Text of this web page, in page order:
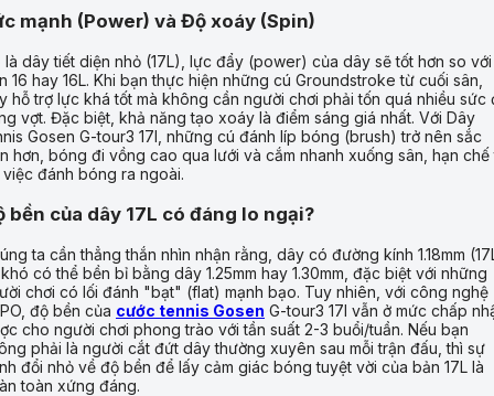
mạnh (Power) và Độ xoáy (Spin)
là dây tiết diện nhỏ (17L), lực đẩy (power) của dây sẽ tốt hơn so với
16 hay 16L. Khi bạn thực hiện những cú Groundstroke từ cuối sân,
hỗ trợ lực khá tốt mà không cần người chơi phải tốn quá nhiều sức
vợt. Đặc biệt, khả năng tạo xoáy là điểm sáng giá nhất. Với Dây
Gosen G-tour3 17l, những cú đánh líp bóng (brush) trở nên sắc
hơn, bóng đi vồng cao qua lưới và cắm nhanh xuống sân, hạn chế
đánh bóng ra ngoài.
bền của dây 17L có đáng lo ngại?
ta cần thẳng thắn nhìn nhận rằng, dây có đường kính 1.18mm
có thể bền bỉ bằng dây 1.25mm hay 1.30mm, đặc biệt với những
chơi có lối đánh "bạt" (flat) mạnh bạo. Tuy nhiên, với công nghệ
độ bền của cước tennis Gosen G-tour3 17l vẫn ở mức chấp
cho người chơi phong trào với tần suất 2-3 buổi/tuần. Nếu bạn
phải là người cắt đứt dây thường xuyên sau mỗi trận đấu, thì sự
đổi nhỏ về độ bền để lấy cảm giác bóng tuyệt vời của bản 17L là
toàn xứng đáng.